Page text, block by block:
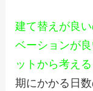
建て替えが良
ベーションが
ットから考え
期にかかる日